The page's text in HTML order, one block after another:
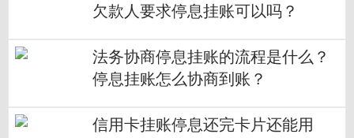
欠款人要求停息挂账可以吗？
法务协商停息挂账的流程是什么？
停息挂账怎么协商到账？
信用卡挂账停息还完卡片还能用